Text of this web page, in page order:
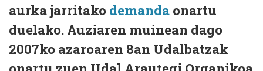
aurka jarritako demanda onartu
duelako. Auziaren muinean dago
2007ko azaroaren 8an Udalbatzak